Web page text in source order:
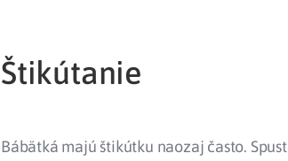
Štikútanie
Bábätká majú štikútku naozaj často.